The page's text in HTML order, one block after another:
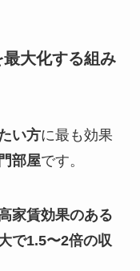
大化する組み
い方に最も効果
部屋です。
家賃効果のある
で1.5〜2倍の収